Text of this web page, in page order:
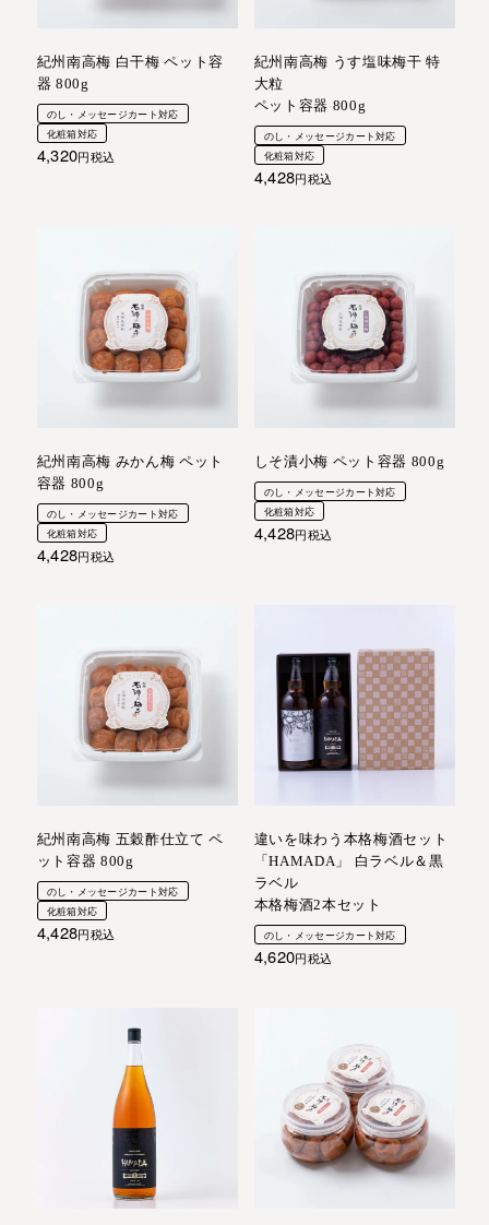
紀州南高梅 白干梅 ペット容
器 800g
のし・メッセージカート対応
化粧箱対応
4,320 税込
紀州南高梅 うす塩味梅干 特
大粒
ペット容器 800g
のし・メッセージカート対応
化粧箱対応
4,428 税込
紀州南高梅 みかん梅 ペット
容器 800g
のし・メッセージカート対応
化粧箱対応
4,428 税込
しそ漬小梅 ペット容器 800g
のし・メッセージカート対応
化粧箱対応
4,428 税込
紀州南高梅 五穀酢仕立て ペ
ット容器 800g
のし・メッセージカート対応
化粧箱対応
4,428 税込
違いを味わう本格梅酒セット
「HAMADA」 白ラベル＆黒
ラベル
本格梅酒2本セット
のし・メッセージカート対応
4,620 税込